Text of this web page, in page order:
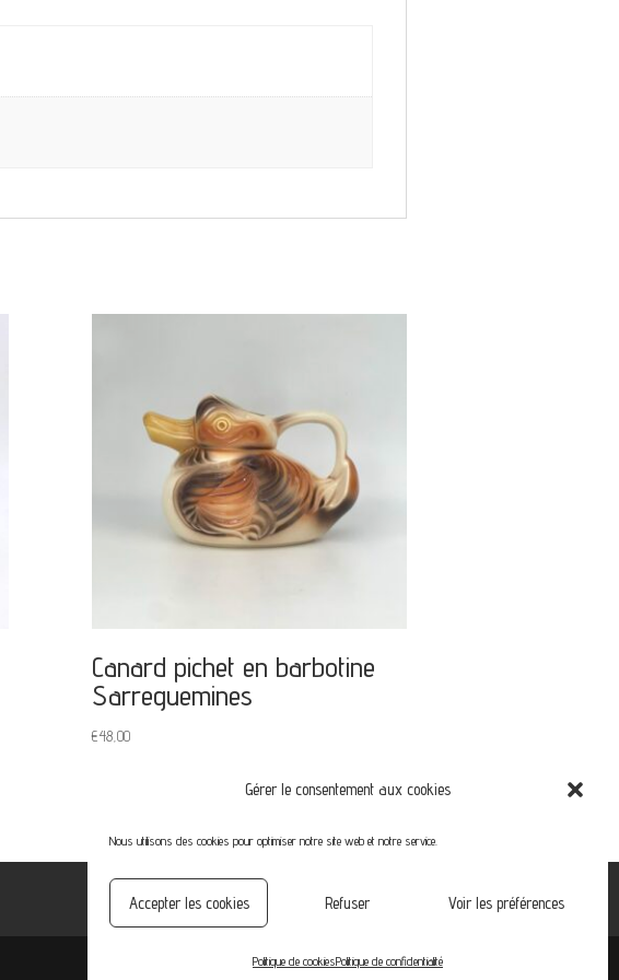
Gérer le consentement aux cookies
Nous utilisons des cookies pour optimiser notre site web et notre service.
Accepter les cookies Refuser Voir les préférences
Politique de cookiesPolitique de confidentialité
Canard pichet en barbotine
Sarreguemines
€48,00